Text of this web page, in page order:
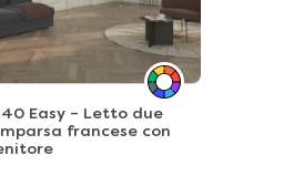
Easy – Letto due
francese con